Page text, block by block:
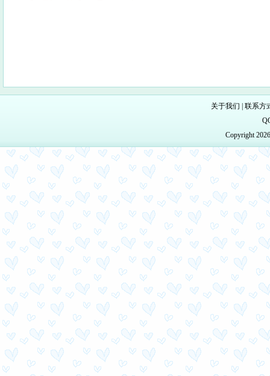
关于我们
联系方
Copyright